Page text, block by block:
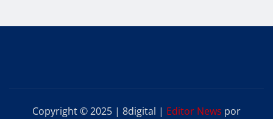
Copyright © 2025 | 8digital | Editor News por